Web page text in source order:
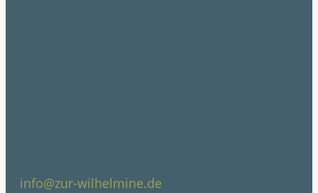
info@zur-wilhelmine.de